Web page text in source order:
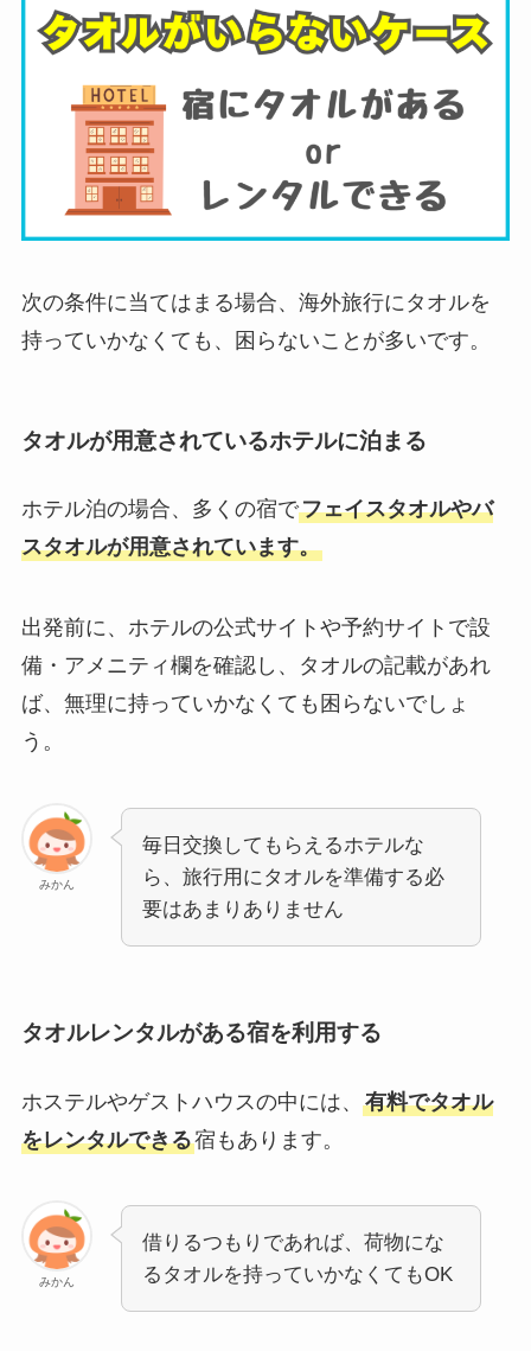
次の条件に当てはまる場合、海外旅行にタオルを
持っていかなくても、困らないことが多いです。
タオルが用意されているホテルに泊まる
ホテル泊の場合、多くの宿でフェイスタオルやバ
スタオルが用意されています。
出発前に、ホテルの公式サイトや予約サイトで設
備・アメニティ欄を確認し、タオルの記載があれ
ば、無理に持っていかなくても困らないでしょ
う。
みかん
毎日交換してもらえるホテルな
ら、旅行用にタオルを準備する必
要はあまりありません
タオルレンタルがある宿を利用する
ホステルやゲストハウスの中には、 有料でタオル
をレンタルできる宿もあります。
みかん
借りるつもりであれば、荷物にな
るタオルを持っていかなくてもOK